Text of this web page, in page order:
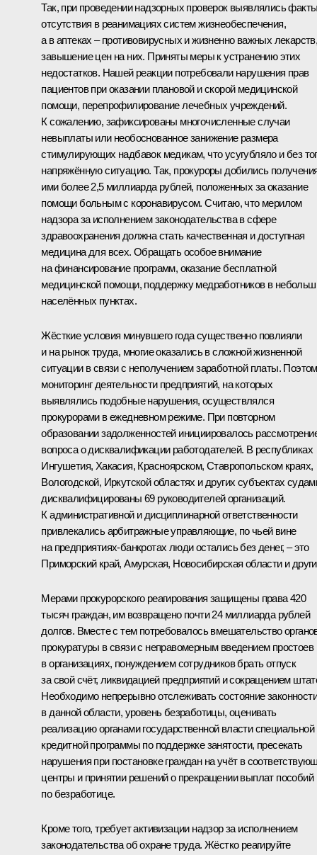
Так, при проведении надзорных проверок выявлялись
отсутствия в реанимациях систем жизнеобеспечения,
а в аптеках – противовирусных и жизненно важных
завышение цен на них. Приняты меры к устранению этих
недостатков. Нашей реакции потребовали нарушения прав
пациентов при оказании плановой и скорой медицинской
помощи, перепрофилирование лечебных учреждений.
К сожалению, зафиксированы многочисленные случаи
невыплаты или необоснованное занижение размера
стимулирующих надбавок медикам, что усугубляло и без
напряжённую ситуацию. Так, прокуроры добились
ими более 2,5 миллиарда рублей, положенных за оказание
помощи больным с коронавирусом. Считаю, что мерилом
надзора за исполнением законодательства в сфере
здравоохранения должна стать качественная и доступная
медицина для всех. Обращать особое внимание
на финансирование программ, оказание бесплатной
медицинской помощи, поддержку медработников в
населённых пунктах.
Жёсткие условия минувшего года существенно повлияли
и на рынок труда, многие оказались в сложной жизненной
ситуации в связи с неполучением заработной платы.
мониторинг деятельности предприятий, на которых
выявлялись подобные нарушения, осуществлялся
прокурорами в ежедневном режиме. При повторном
образовании задолженностей инициировалось
вопроса о дисквалификации работодателей. В республиках
Ингушетия, Хакасия, Красноярском, Ставропольском краях,
Вологодской, Иркутской областях и других субъектах
дисквалифицированы 69 руководителей организаций.
К административной и дисциплинарной ответственности
привлекались арбитражные управляющие, по чьей вине
на предприятиях-банкротах люди остались без денег, – это
Приморский край, Амурская, Новосибирская области и
Мерами прокурорского реагирования защищены права 420
тысяч граждан, им возвращено почти 24 миллиарда рублей
долгов. Вместе с тем потребовалось вмешательство
прокуратуры в связи с неправомерным введением простоев
в организациях, понуждением сотрудников брать отпуск
за свой счёт, ликвидацией предприятий и сокращением
Необходимо непрерывно отслеживать состояние законности
в данной области, уровень безработицы, оценивать
реализацию органами государственной власти специальной
кредитной программы по поддержке занятости, пресекать
нарушения при постановке граждан на учёт в
центры и принятии решений о прекращении выплат пособий
по безработице.
Кроме того, требует активизации надзор за исполнением
законодательства об охране труда. Жёстко реагируйте